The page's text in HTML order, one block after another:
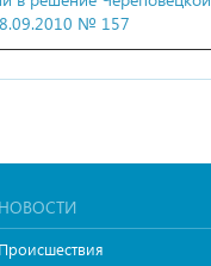
№ 157
НОВОСТИ
Происшествия